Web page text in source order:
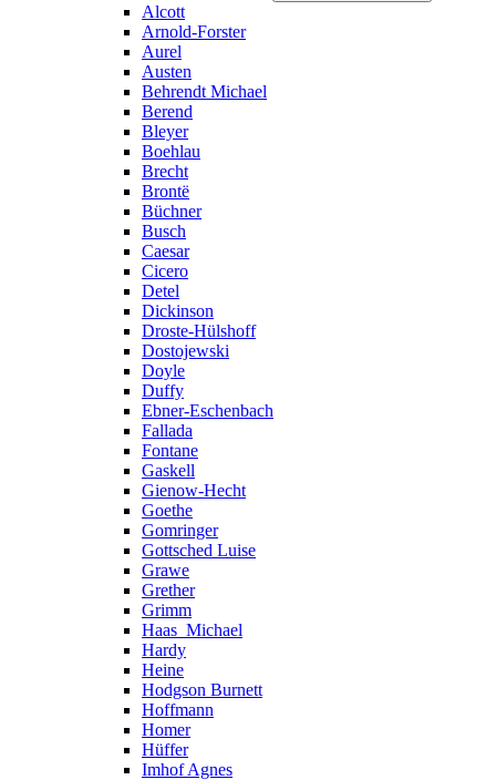
Alcott
Arnold-Forster
Aurel
Austen
Behrendt Michael
Berend
Bleyer
Boehlau
Brecht
Brontë
Büchner
Busch
Caesar
Cicero
Detel
Dickinson
Droste-Hülshoff
Dostojewski
Doyle
Duffy
Ebner-Eschenbach
Fallada
Fontane
Gaskell
Gienow-Hecht
Goethe
Gomringer
Gottsched Luise
Grawe
Grether
Grimm
Haas_Michael
Hardy
Heine
Hodgson Burnett
Hoffmann
Homer
Hüffer
Imhof Agnes